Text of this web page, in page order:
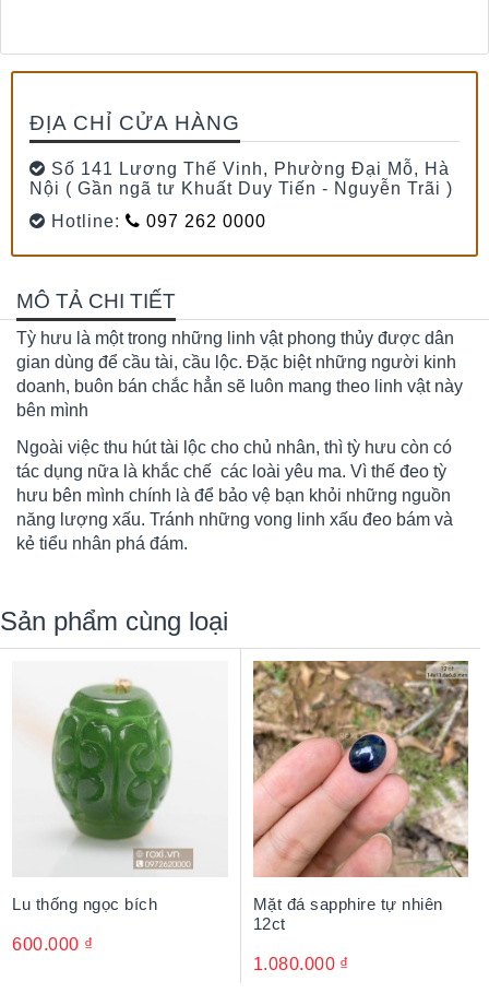
ĐỊA CHỈ CỬA HÀNG
Số 141 Lương Thế Vinh, Phường Đại Mỗ, Hà
Nội ( Gần ngã tư Khuất Duy Tiến - Nguyễn Trãi )
Hotline:
097 262 0000
MÔ TẢ CHI TIẾT
Tỳ hưu là một trong những linh vật phong thủy được dân
gian dùng để cầu tài, cầu lộc. Đặc biệt những người kinh
doanh, buôn bán chắc hẳn sẽ luôn mang theo linh vật này
bên mình
Ngoài việc thu hút tài lộc cho chủ nhân, thì tỳ hưu còn có
tác dụng nữa là khắc chế các loài yêu ma. Vì thế đeo tỳ
hưu bên mình chính là để bảo vệ bạn khỏi những nguồn
năng lượng xấu. Tránh những vong linh xấu đeo bám và
kẻ tiểu nhân phá đám.
Sản phẩm cùng loại
Lu thống ngọc bích
600.000 ₫
Mặt đá sapphire tự nhiên
12ct
1.080.000 ₫